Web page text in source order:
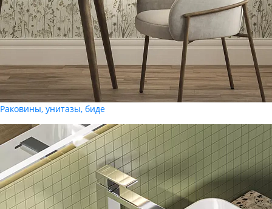
Раковины, унитазы, биде